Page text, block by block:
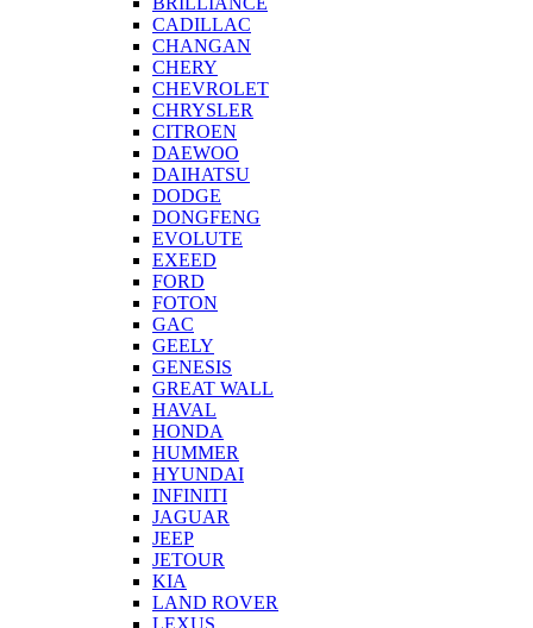
CADILLAC
CHANGAN
CHERY
CHEVROLET
CHRYSLER
CITROEN
DAEWOO
DAIHATSU
DODGE
DONGFENG
EVOLUTE
EXEED
FORD
FOTON
GAC
GEELY
GENESIS
GREAT WALL
HAVAL
HONDA
HUMMER
HYUNDAI
INFINITI
JAGUAR
JEEP
JETOUR
KIA
LAND ROVER
LEXUS